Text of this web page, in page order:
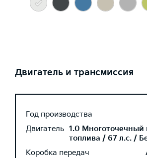
Двигатель и трансмиссия
Год производства
Двигатель 1.0 Многоточечный
топлива / 67 л.с. /
Коробка передач